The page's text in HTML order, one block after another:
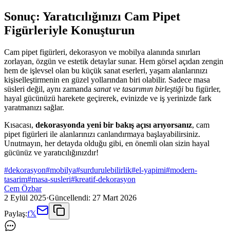
Sonuç: Yaratıcılığınızı Cam Pipet
Figürleriyle Konuşturun
Cam pipet figürleri, dekorasyon ve mobilya alanında sınırları
zorlayan, özgün ve estetik detaylar sunar. Hem görsel açıdan zengin
hem de işlevsel olan bu küçük sanat eserleri, yaşam alanlarınızı
kişiselleştirmenin en güzel yollarından biri olabilir. Sadece masa
süsleri değil, aynı zamanda sanat ve tasarımın birleştiği bu figürler,
hayal gücünüzü harekete geçirerek, evinizde ve iş yerinizde fark
yaratmanızı sağlar.
Kısacası, dekorasyonda yeni bir bakış açısı arıyorsanız, cam
pipet figürleri ile alanlarınızı canlandırmaya başlayabilirsiniz.
Unutmayın, her detayda olduğu gibi, en önemli olan sizin hayal
gücünüz ve yaratıcılığınızdır!
#dekorasyon#mobilya#surdurulebilirlik#el-yapimi#modern-
tasarim#masa-susleri#kreatif-dekorasyon
Cem Özbar
2 Eylül 2025·Güncellendi: 27 Mart 2026
Paylaş:f𝕏